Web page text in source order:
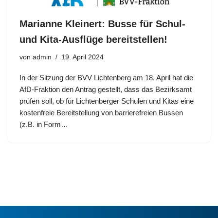
Marianne Kleinert: Busse für Schul-
und Kita-Ausflüge bereitstellen!
von admin 19. April 2024
In der Sitzung der BVV Lichtenberg am 18. April hat die
AfD-Fraktion den Antrag gestellt, dass das Bezirksamt
prüfen soll, ob für Lichtenberger Schulen und Kitas eine
kostenfreie Bereitstellung von barrierefreien Bussen
(z.B. in Form…